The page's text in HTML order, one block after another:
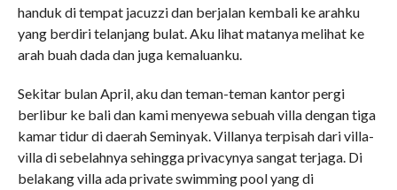
handuk di tempat jacuzzi dan berjalan kembali ke arahku
yang berdiri telanjang bulat. Aku lihat matanya melihat ke
arah buah dada dan juga kemaluanku.
Sekitar bulan April, aku dan teman-teman kantor pergi
berlibur ke bali dan kami menyewa sebuah villa dengan tiga
kamar tidur di daerah Seminyak. Villanya terpisah dari villa-
villa di sebelahnya sehingga privacynya sangat terjaga. Di
belakang villa ada private swimming pool yang di